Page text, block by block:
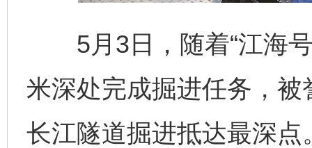
5月3日，随着“江海号
米深处完成掘进任务，被
长江隧道掘进抵达最深